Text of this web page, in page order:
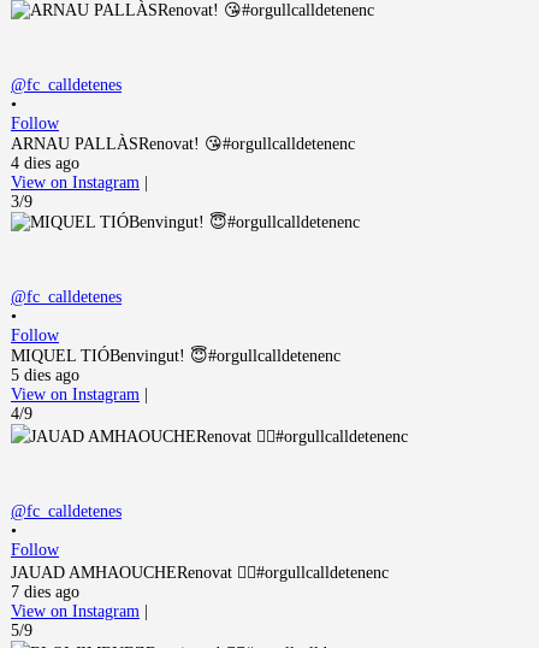
@fc_calldetenes
•
Follow
ARNAU PALLÀSRenovat! 😘#orgullcalldetenenc
4 dies ago
View on Instagram |
3/9
@fc_calldetenes
•
Follow
MIQUEL TIÓBenvingut! 😇#orgullcalldetenenc
5 dies ago
View on Instagram |
4/9
@fc_calldetenes
•
Follow
JAUAD AMHAOUCHERenovat 👌🏻#orgullcalldetenenc
7 dies ago
View on Instagram |
5/9